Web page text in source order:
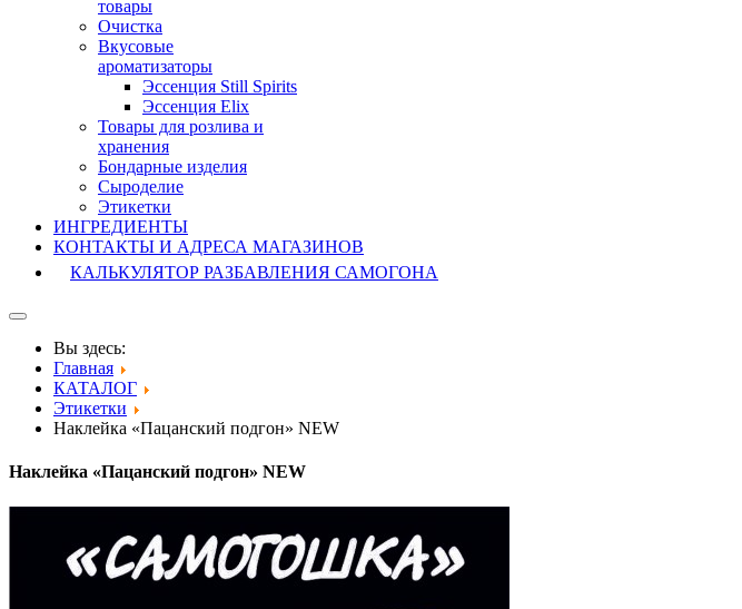
товары
Очистка
Вкусовые
ароматизаторы
Эссенция Still Spirits
Эссенция Elix
Товары для розлива и
хранения
Бондарные изделия
Cыроделие
Этикетки
ИНГРЕДИЕНТЫ
КОНТАКТЫ И АДРЕСА МАГАЗИНОВ
КАЛЬКУЛЯТОР РАЗБАВЛЕНИЯ САМОГОНА
Вы здесь:
Главная
КАТАЛОГ
Этикетки
Наклейка «Пацанский подгон» NEW
Наклейка «Пацанский подгон» NEW